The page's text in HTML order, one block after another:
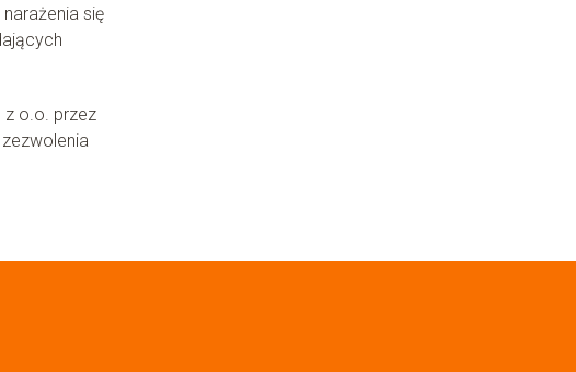
się
z o.o. przez